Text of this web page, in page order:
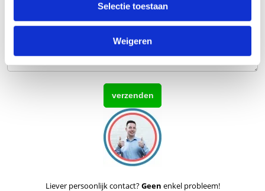
Selectie toestaan
Weigeren
Liever persoonlijk contact?Geen enkel probleem!